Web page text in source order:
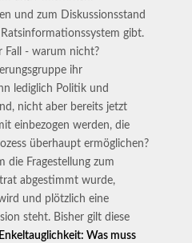
und zum Diskussionsstand
gibt.
Fall - warum nicht?
ihr
lediglich Politik und
nicht aber bereits jetzt
einbezogen werden, die
überhaupt ermöglichen?
die Fragestellung zum
abgestimmt wurde,
und plötzlich eine
steht. Bisher gilt diese
Enkeltauglichkeit: Was muss